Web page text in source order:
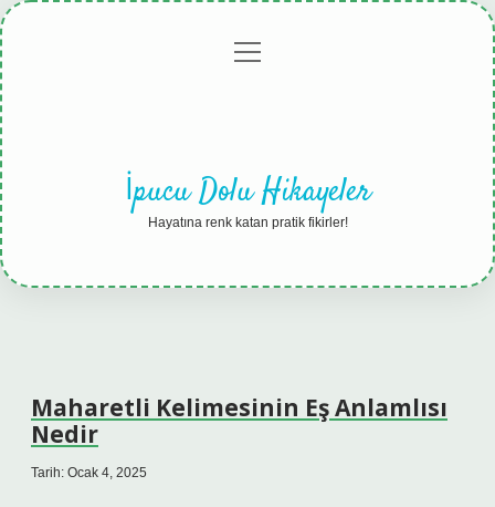
Gizlilikmenüyü
İpucu Dolu Hikayeler
Hayatına renk katan pratik fikirler!
Maharetli Kelimesinin Eş Anlamlısı
Nedir
Tarih: Ocak 4, 2025